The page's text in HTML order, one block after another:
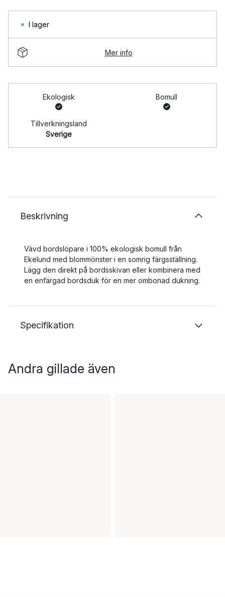
I lager
Mer info
Ekologisk Bomull
Tillverkningsland
Sverige
Beskrivning
Vävd bordslöpare i 100% ekologisk bomull från
Ekelund med blommönster i en somrig färgsställning.
Lägg den direkt på bordsskivan eller kombinera med
en enfärgad bordsduk för en mer ombonad dukning.
Specifikation
Andra gillade även